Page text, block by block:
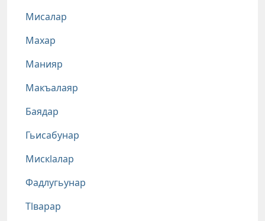
Мисалар
Махар
Манияр
Макъалаяр
Баядар
Гьисабунар
Мискlалар
Фадлугьунар
Тlварар